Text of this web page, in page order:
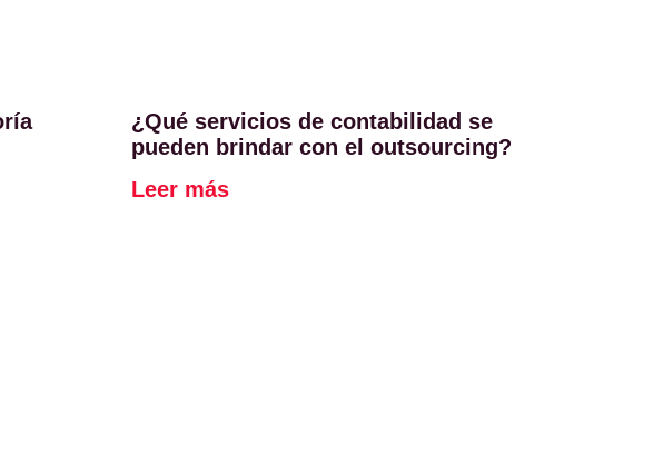
¿Qué servicios de contabilidad se
pueden brindar con el outsourcing?
Leer más